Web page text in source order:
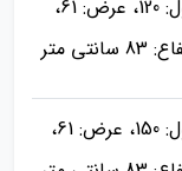
طول: 120، عرض: 61،
سانتی متر
طول: 150، عرض: 61،